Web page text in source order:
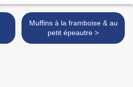
Muffins à la framboise & au
petit épeautre >